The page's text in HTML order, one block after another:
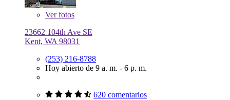
Verfotos
23662 104th Ave SE
Kent, WA 98031
(253) 216-8788
Hoy abierto de 9 a. m. - 6 p. m.
620 comentarios